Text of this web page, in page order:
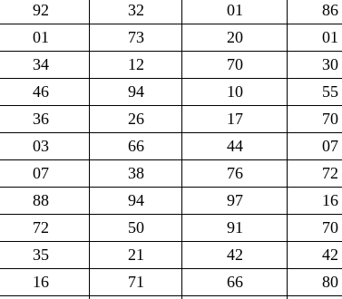
92 32 01 86
01 73 20 01
34 12 70 30
46 94 10 55
36 26 17 70
03 66 44 07
07 38 76 72
88 94 97 16
72 50 91 70
35 21 42 42
16 71 66 80